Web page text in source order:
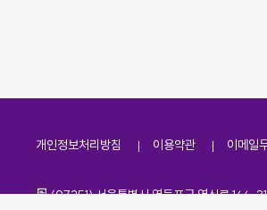
개인정보처리방침 이용약관 이메일
주소
(07251) 서울특별시 영등포구 영신로 166,